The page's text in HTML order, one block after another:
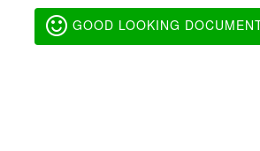
GOOD LOOKING